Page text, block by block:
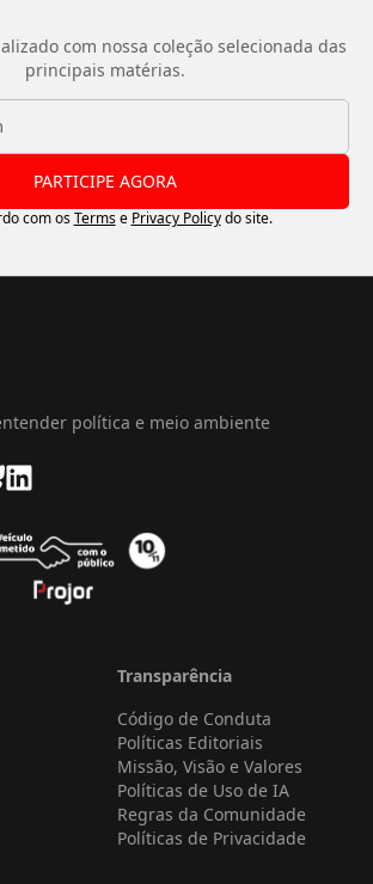
com nossa coleção selecionada das
principais matérias.
PARTICIPE AGORA
com osTermse Privacy Policydo site.
política e meio ambiente
Transparência
Código de Conduta
Políticas Editoriais
Missão, Visão e Valores
Políticas de Uso de IA
Regras da Comunidade
Políticas de Privacidade